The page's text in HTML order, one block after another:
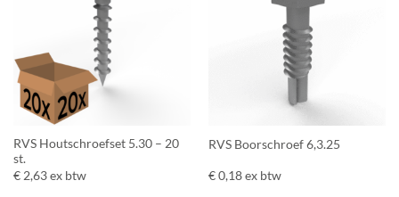
RVS Houtschroefset 5.30 – 20
st.
€2,63 ex btw
RVS Boorschroef 6,3.25
€0,18 ex btw